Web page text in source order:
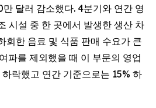
달러 감소했다. 4분기와 연간 영
시설 중 한 곳에서 발생한 생산 차
회한 음료 및 식품 판매 수요가 큰
파를 제외했을 때 이 부문의 영업
락했고 연간 기준으로는 15% 하